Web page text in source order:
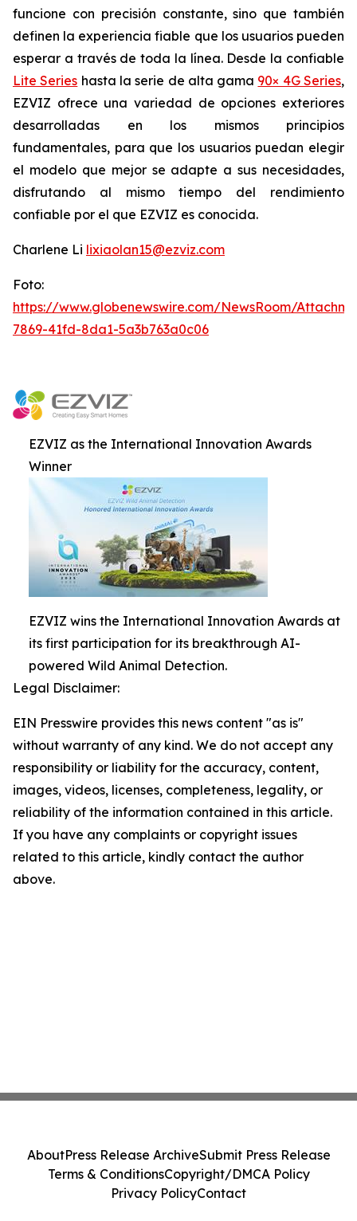
funcione con precisión constante, sino que también
definen la experiencia fiable que los usuarios pueden
esperar a través de toda la línea. Desde la confiable
Lite Series hasta la serie de alta gama 90× 4G Series,
EZVIZ ofrece una variedad de opciones exteriores
desarrolladas en los mismos principios
fundamentales, para que los usuarios puedan elegir
el modelo que mejor se adapte a sus necesidades,
disfrutando al mismo tiempo del rendimiento
confiable por el que EZVIZ es conocida.
Charlene Li lixiaolan15@ezviz.com
Foto:
https://www.globenewswire.com/NewsRoom/
7869-41fd-8da1-5a3b763a0c06
EZVIZ as the International Innovation Awards
Winner
EZVIZ wins the International Innovation Awards at
its first participation for its breakthrough AI-
powered Wild Animal Detection.
Legal Disclaimer:
EIN Presswire provides this news content "as is"
without warranty of any kind. We do not accept any
responsibility or liability for the accuracy, content,
images, videos, licenses, completeness, legality, or
reliability of the information contained in this article.
If you have any complaints or copyright issues
related to this article, kindly contact the author
above.
AboutPress Release ArchiveSubmit Press Release
Terms & ConditionsCopyright/DMCA Policy
Privacy PolicyContact